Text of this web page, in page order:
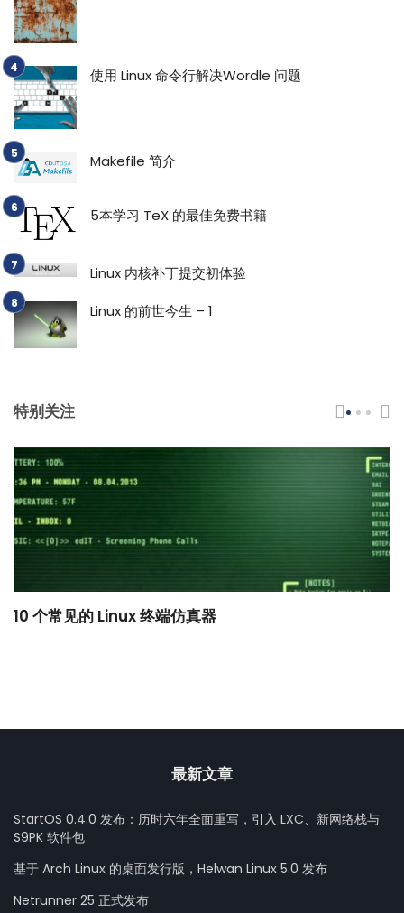
使用 Linux 命令行解决Wordle 问题
Makefile 简介
5本学习 TeX 的最佳免费书籍
Linux 内核补丁提交初体验
Linux 的前世今生 – 1
特别关注
10 个常见的 Linux 终端仿真器
最新文章
StartOS 0.4.0 发布：历时六年全面重写，引入 LXC、新网络栈与
S9PK 软件包
基于 Arch Linux 的桌面发行版，Helwan Linux 5.0 发布
Netrunner 25 正式发布